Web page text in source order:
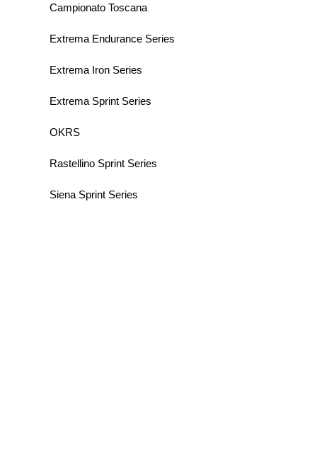
Campionato Toscana
Extrema Endurance Series
Extrema Iron Series
Extrema Sprint Series
OKRS
Rastellino Sprint Series
Siena Sprint Series